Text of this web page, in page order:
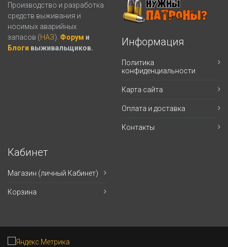
Производство и разработка
средств выживания и
носимых аварийных
запасов (НАЗ). Форум и
Блоги выживальщиков.
Информация
Политика
конфиденциальности
Карта сайта
Оплата и доставка
Контакты
Кабинет
Магазин (личный Кабинет)
Корзина